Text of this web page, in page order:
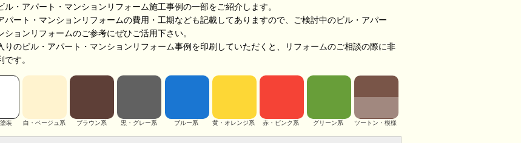
ル・アパート・マンションリフォーム施工事例の一部をご紹介します。
パート・マンションリフォームの費用・工期なども記載してありますので、ご検討中のビル・アパー
ションリフォームのご参考にぜひご活用下さい。
りのビル・アパート・マンションリフォーム事例を印刷していただくと、リフォームのご相談の際に非
です。
装 白・ベージュ系 ブラウン系 黒・グレー系 ブルー系 黄・オレンジ系 赤・ピンク系 グリーン系 ツートン・模様